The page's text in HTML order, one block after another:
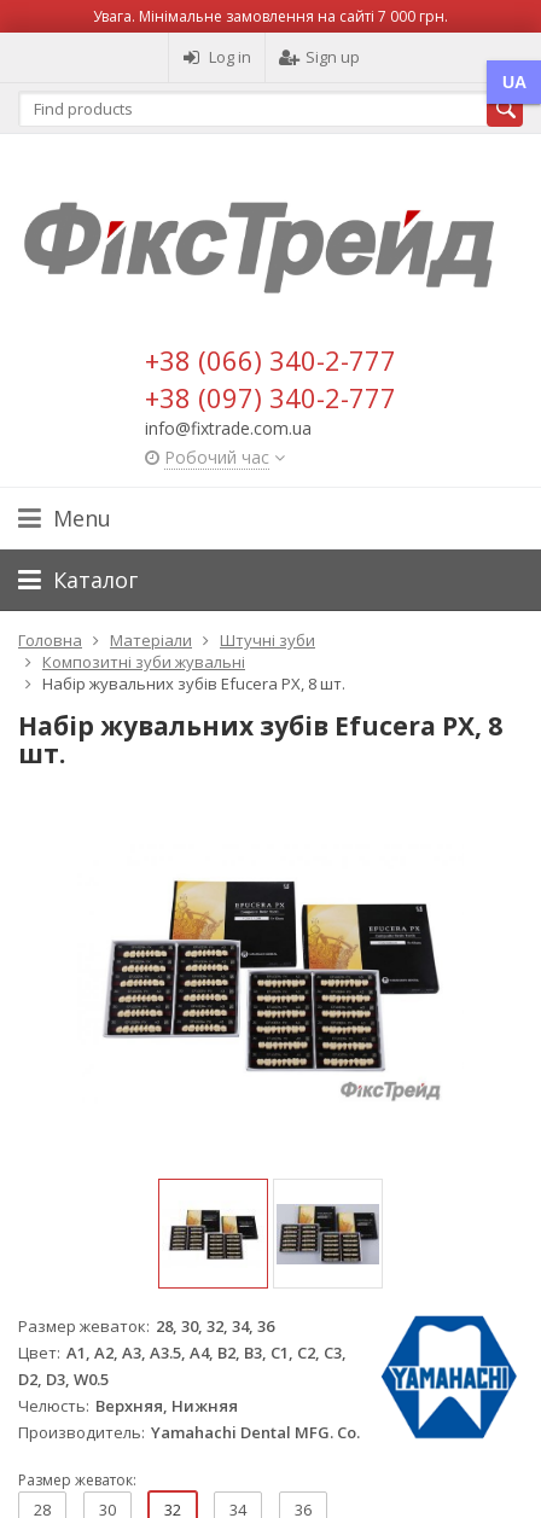
UA
Увага. Мінімальне замовлення на сайті 7 000 грн.
Log in Sign up
+38 (066) 340-2-777
+38 (097) 340-2-777
info@fixtrade.com.ua
Робочий час
Menu
Каталог
Головна Матеріали
Штучні зуби
Композитні зуби жувальні
Набір жувальних зубів Efucera PX, 8 шт.
Набір жувальних зубів Efucera PX, 8
шт.
Размер жеваток 28, 30, 32, 34, 36
Цвет A1, A2, A3, A3.5, A4, B2, B3, C1, C2, C3,
D2, D3, W0.5
Челюсть Верхняя, Нижняя
Производитель Yamahachi Dental MFG. Co.
Размер жеваток:
28 30 32 34 36